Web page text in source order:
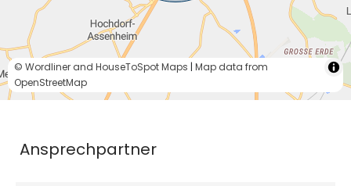
© Wordliner and HouseToSpot Maps | Map data from
OpenStreetMap
Ansprechpartner